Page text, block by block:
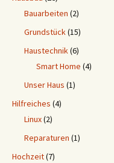
Bauarbeiten (2)
Grundstück(15)
Haustechnik(6)
Smart Home (4)
Unser Haus (1)
Hilfreiches (4)
Linux(2)
Reparaturen (1)
Hochzeit(7)